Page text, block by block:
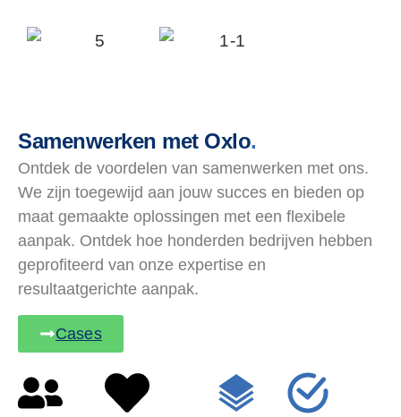
Samenwerken met Oxlo.
Ontdek de voordelen van samenwerken met ons.
We zijn toegewijd aan jouw succes en bieden op
maat gemaakte oplossingen met een flexibele
aanpak. Ontdek hoe honderden bedrijven hebben
geprofiteerd van onze expertise en
resultaatgerichte aanpak.
Cases